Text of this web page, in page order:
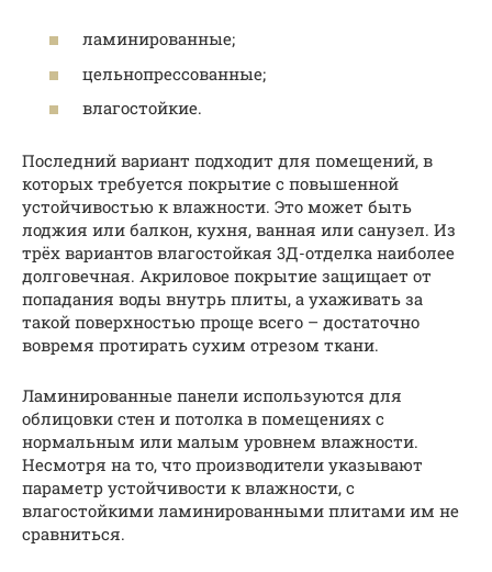
ламинированные;
цельнопрессованные;
влагостойкие.
Последний вариант подходит для помещений, в
которых требуется покрытие с повышенной
устойчивостью к влажности. Это может быть
лоджия или балкон, кухня, ванная или санузел. Из
трёх вариантов влагостойкая 3Д-отделка наиболее
долговечная. Акриловое покрытие защищает от
попадания воды внутрь плиты, а ухаживать за
такой поверхностью проще всего – достаточно
вовремя протирать сухим отрезом ткани.
Ламинированные панели используются для
облицовки стен и потолка в помещениях с
нормальным или малым уровнем влажности.
Несмотря на то, что производители указывают
параметр устойчивости к влажности, с
влагостойкими ламинированными плитами им не
сравниться.